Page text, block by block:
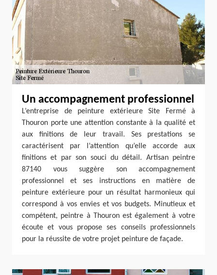
Un accompagnement professionnel
L’entreprise de peinture extérieure Site Fermé à
Thouron porte une attention constante à la qualité et
aux finitions de leur travail. Ses prestations se
caractérisent par l’attention qu’elle accorde aux
finitions et par son souci du détail. Artisan peintre
87140 vous suggère son accompagnement
professionnel et ses instructions en matière de
peinture extérieure pour un résultat harmonieux qui
correspond à vos envies et vos budgets. Minutieux et
compétent, peintre à Thouron est également à votre
écoute et vous propose ses conseils professionnels
pour la réussite de votre projet peinture de façade.